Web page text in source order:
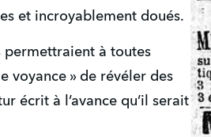
et incroyablement doués.
permettraient à toutes
voyance » de révéler des
écrit à l’avance qu’il serait